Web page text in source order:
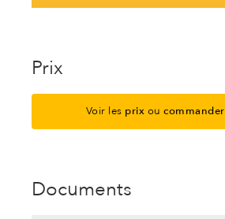
Prix
Voir les prix oucommander
Documents